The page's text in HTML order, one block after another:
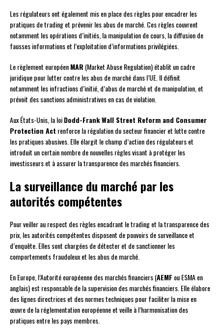
Les régulateurs ont également mis en place des règles pour encadrer les
pratiques de trading et prévenir les abus de marché. Ces règles couvrent
notamment les opérations d’initiés, la manipulation de cours, la diffusion de
fausses informations et l’exploitation d’informations privilégiées.
Le règlement européenMAR (Market Abuse Regulation) établit un cadre
juridique pour lutter contre les abus de marché dans l’UE. Il définit
notamment les infractions d’initié, d’abus de marché et de manipulation, et
prévoit des sanctions administratives en cas de violation.
Aux États-Unis, la loiDodd-Frank Wall Street Reform and Consumer
Protection Act renforce la régulation du secteur financier et lutte contre
les pratiques abusives. Elle élargit le champ d’action des régulateurs et
introduit un certain nombre de nouvelles règles visant à protéger les
investisseurs et à assurer la transparence des marchés financiers.
La surveillance du marché par les
autorités compétentes
Pour veiller au respect des règles encadrant le trading et la transparence des
prix, les autorités compétentes disposent de pouvoirs de surveillance et
d’enquête. Elles sont chargées de détecter et de sanctionner les
comportements frauduleux et les abus de marché.
En Europe, l’Autorité européenne des marchés financiers (AEMF ou ESMA en
anglais) est responsable de la supervision des marchés financiers. Elle élabore
des lignes directrices et des normes techniques pour faciliter la mise en
œuvre de la réglementation européenne et veille à l’harmonisation des
pratiques entre les pays membres.